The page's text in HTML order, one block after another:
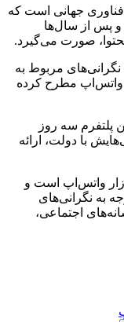
فناوری جهانی است که
پس از سال‌ها
صورت می‌گیرد.
مربوط به
واتس‌اپ مطرح کرده
پلتفرم سه روز
با دولت، ارائه
بازار واتس‌اپ است و
به نگرانی‌های
اجتماعی،